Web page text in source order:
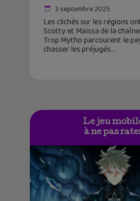
3 septembre 2025
Les clichés sur les régions
Scotty et Maïssa de la
Trop Mytho parcourent le
chasser les préjugés
Le jeu
à ne pas